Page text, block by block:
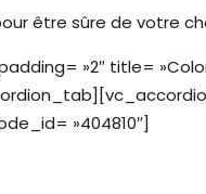
être sûre de votre
»2″ title=
»404810″]